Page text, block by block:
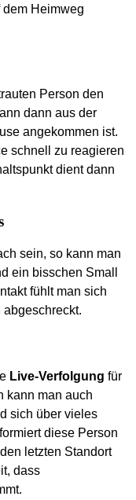
Heimweg
Person den
dann aus der
angekommen ist.
schnell zu reagieren
dient dann
sein, so kann man
ein bisschen Small
fühlt man sich
Live-Verfolgung für
kann man auch
sich über vieles
diese Person
letzten Standort
dass